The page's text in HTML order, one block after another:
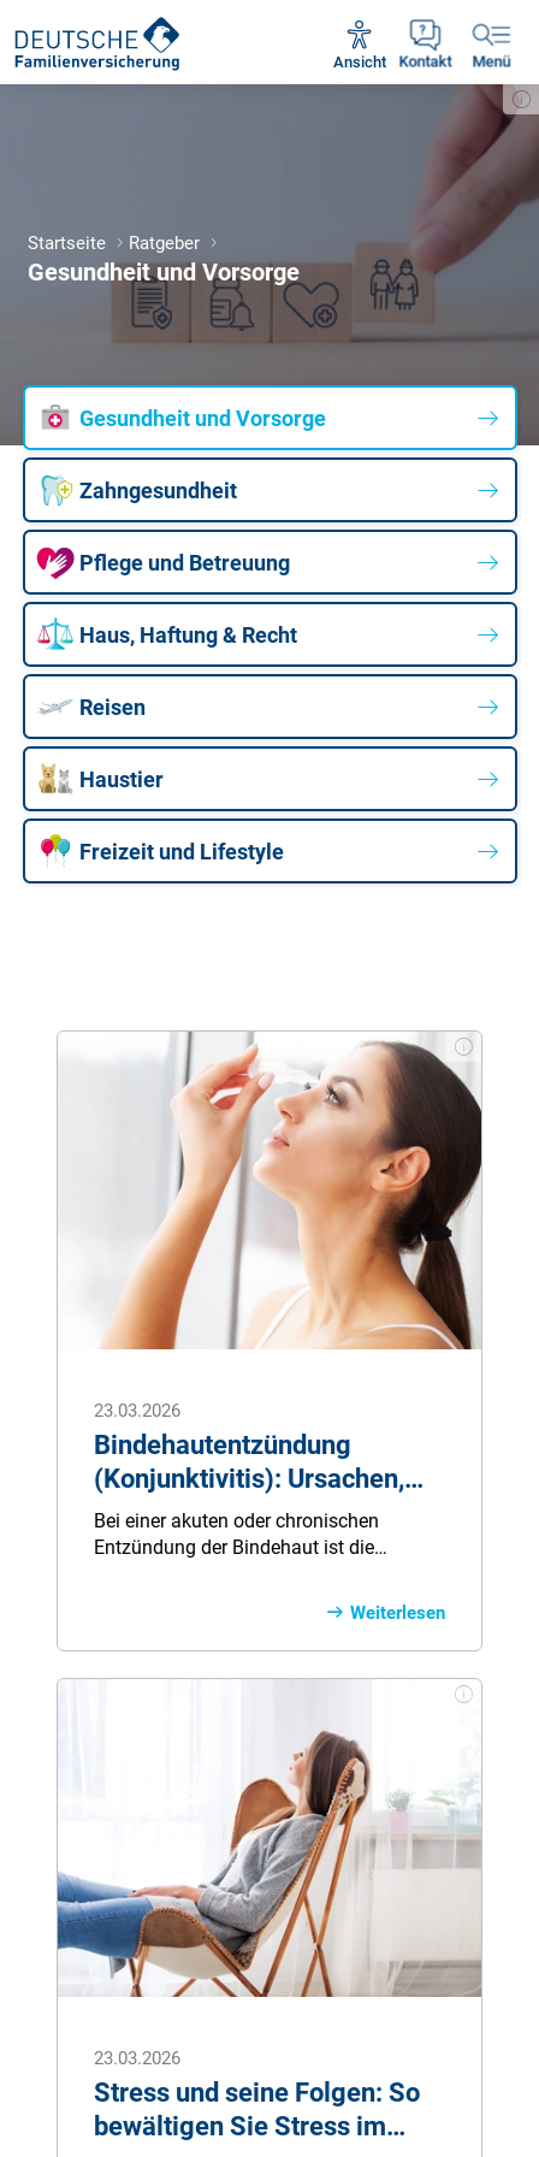
Kontakt
Ansicht Menü
Mo - Fr 09:00 - 18:30 Uhr
Startseite Ratgeber
Gesundheit und Vorsorge
Gesundheit und Vorsorge
Zahngesundheit
Pflege und Betreuung
Haus, Haftung & Recht
Reisen
Haustier
Freizeit und Lifestyle
23.03.2026
Bindehautentzündung
(Konjunktivitis): Ursachen,
Symptome & Behandlung
Bei einer akuten oder chronischen
Entzündung der Bindehaut ist die
Augenabschnitt betroffen. Eine
Bindehautentzündung äußert sich
typischerweise durch gerötete Augen und
verklebte Lider.
Weiterlesen
23.03.2026
Stress und seine Folgen: So
bewältigen Sie Stress im